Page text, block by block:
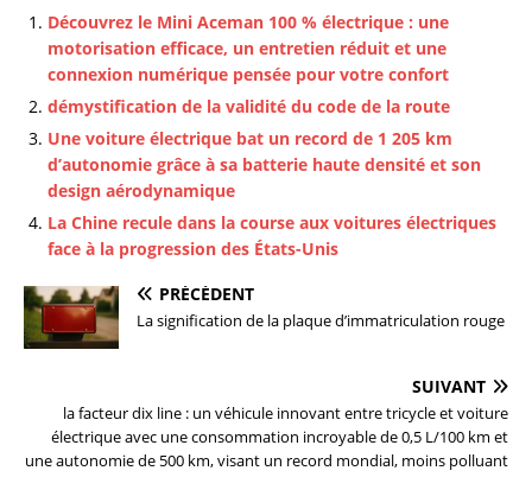
Découvrez le Mini Aceman 100 % électrique : une
motorisation efficace, un entretien réduit et une
connexion numérique pensée pour votre confort
démystification de la validité du code de la route
Une voiture électrique bat un record de 1 205 km
d’autonomie grâce à sa batterie haute densité et son
design aérodynamique
La Chine recule dans la course aux voitures électriques
face à la progression des États-Unis
PRÉCÉDENT
La signification de la plaque d’immatriculation rouge
SUIVANT
la facteur dix line : un véhicule innovant entre tricycle et voiture
électrique avec une consommation incroyable de 0,5 L/100 km et
une autonomie de 500 km, visant un record mondial, moins polluant